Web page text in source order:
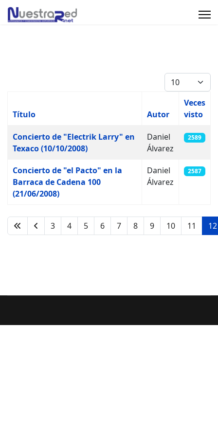
Cantidad
Título Autor
Veces
visto
Concierto de "Electrik Larry" en
Texaco (10/10/2008)
Daniel
Álvarez
2589
Concierto de "el Pacto" en la
Barraca de Cadena 100
(21/06/2008)
Daniel
Álvarez
2587
Página 12 de 12
3 4 5 6 7 8 9 10 11 12